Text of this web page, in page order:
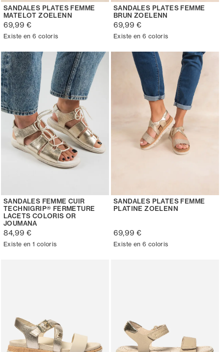
SANDALES PLATES FEMME
MATELOT ZOELENN
69,99 €
Existe en 6 coloris
SANDALES PLATES FEMME
BRUN ZOELENN
69,99 €
Existe en 6 coloris
SANDALES FEMME CUIR
TECHNIGRIP® FERMETURE
LACETS COLORIS OR
JOUMANA
84,99 €
Existe en 1 coloris
SANDALES PLATES FEMME
PLATINE ZOELENN
69,99 €
Existe en 6 coloris